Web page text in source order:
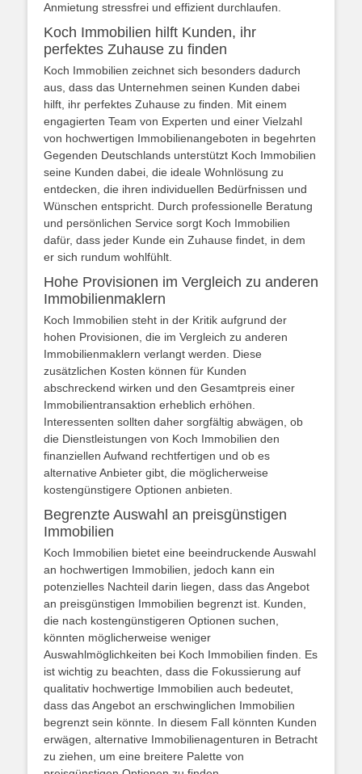
Anmietung stressfrei und effizient durchlaufen.
Koch Immobilien hilft Kunden, ihr
perfektes Zuhause zu finden
Koch Immobilien zeichnet sich besonders dadurch
aus, dass das Unternehmen seinen Kunden dabei
hilft, ihr perfektes Zuhause zu finden. Mit einem
engagierten Team von Experten und einer Vielzahl
von hochwertigen Immobilienangeboten in begehrten
Gegenden Deutschlands unterstützt Koch Immobilien
seine Kunden dabei, die ideale Wohnlösung zu
entdecken, die ihren individuellen Bedürfnissen und
Wünschen entspricht. Durch professionelle Beratung
und persönlichen Service sorgt Koch Immobilien
dafür, dass jeder Kunde ein Zuhause findet, in dem
er sich rundum wohlfühlt.
Hohe Provisionen im Vergleich zu anderen
Immobilienmaklern
Koch Immobilien steht in der Kritik aufgrund der
hohen Provisionen, die im Vergleich zu anderen
Immobilienmaklern verlangt werden. Diese
zusätzlichen Kosten können für Kunden
abschreckend wirken und den Gesamtpreis einer
Immobilientransaktion erheblich erhöhen.
Interessenten sollten daher sorgfältig abwägen, ob
die Dienstleistungen von Koch Immobilien den
finanziellen Aufwand rechtfertigen und ob es
alternative Anbieter gibt, die möglicherweise
kostengünstigere Optionen anbieten.
Begrenzte Auswahl an preisgünstigen
Immobilien
Koch Immobilien bietet eine beeindruckende Auswahl
an hochwertigen Immobilien, jedoch kann ein
potenzielles Nachteil darin liegen, dass das Angebot
an preisgünstigen Immobilien begrenzt ist. Kunden,
die nach kostengünstigeren Optionen suchen,
könnten möglicherweise weniger
Auswahlmöglichkeiten bei Koch Immobilien finden. Es
ist wichtig zu beachten, dass die Fokussierung auf
qualitativ hochwertige Immobilien auch bedeutet,
dass das Angebot an erschwinglichen Immobilien
begrenzt sein könnte. In diesem Fall könnten Kunden
erwägen, alternative Immobilienagenturen in Betracht
zu ziehen, um eine breitere Palette von